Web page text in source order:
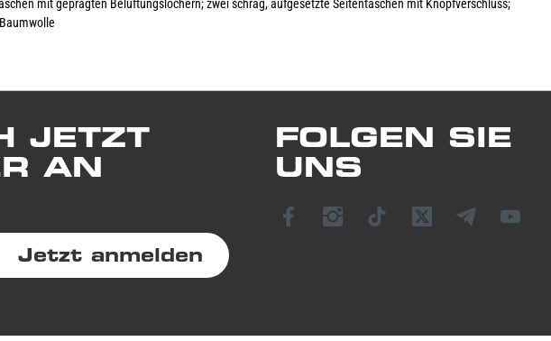
mit geprägten Belüftungslöchern; zwei schräg, aufgesetzte Seitentaschen mit Knopfverschluss;
JETZT
AN
Jetzt anmelden
FOLGEN SIE
UNS